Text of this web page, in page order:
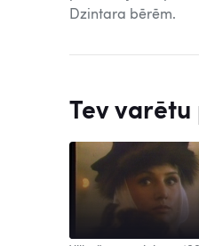
Dzintara bērēm.
Tev